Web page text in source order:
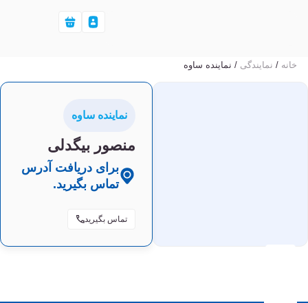
خانه / نمایندگی‌ / نماینده ساوه
نماینده ساوه
منصور بیگدلی
برای دریافت آدرس
تماس بگیرید.
تماس بگیرید